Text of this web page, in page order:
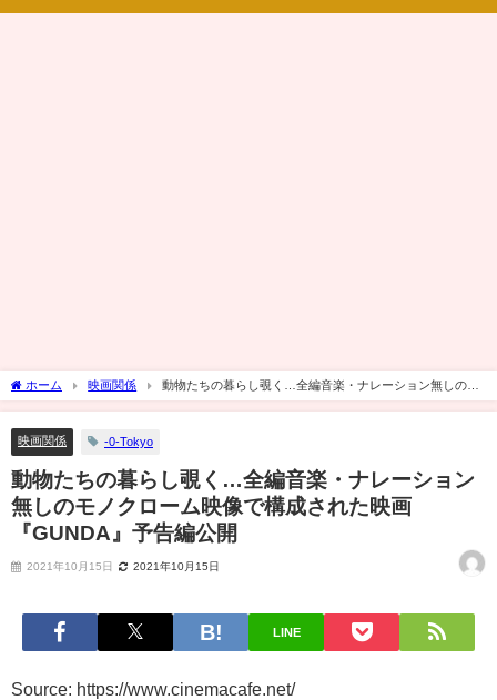
ホーム 映画関係
動物たちの暮らし覗く…全編音楽・ナレーション無しのモ
ノクローム映像で構成された映画『GUNDA』予告編公開
映画関係 -0-Tokyo
動物たちの暮らし覗く…全編音楽・ナレーション
無しのモノクローム映像で構成された映画
『GUNDA』予告編公開
2021年10月15日 2021年10月15日
LINE
Source: https://www.cinemacafe.net/